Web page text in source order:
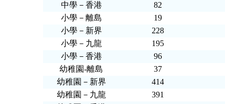
中學－香港
82
小學－離島
19
小學－新界
228
小學－九龍
195
小學－香港
96
幼稚園-離島
37
幼稚園－新界
414
幼稚園－九龍
391